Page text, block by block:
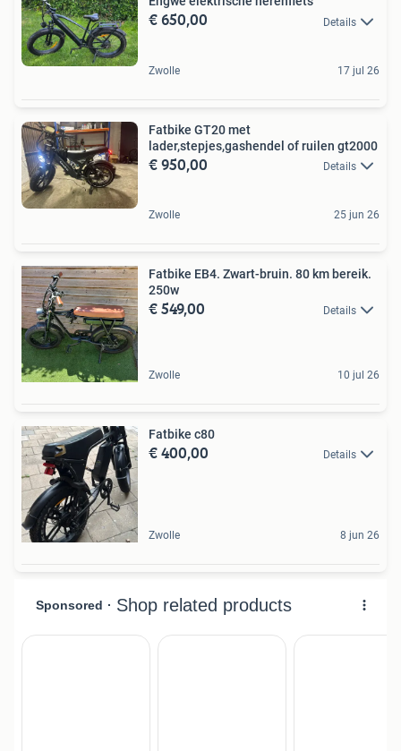
€ 650,00 Details
Zwolle 17 jul 26
Fatbike GT20 met
lader,stepjes,gashendel of ruilen gt2000
€ 950,00 Details
Zwolle 25 jun 26
Fatbike EB4. Zwart-bruin. 80 km bereik.
250w
€ 549,00 Details
Zwolle 10 jul 26
Fatbike c80
€ 400,00 Details
Zwolle 8 jun 26